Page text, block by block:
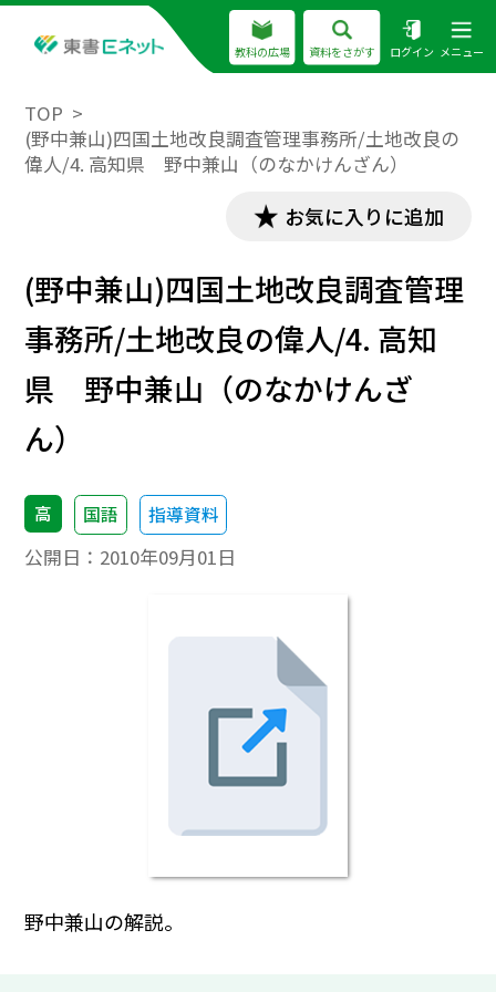
教科の広場 資料をさがす ログイン メニュー
TOP
(野中兼山)四国土地改良調査管理事務所/土地改良の
偉人/4. 高知県 野中兼山（のなかけんざん）
お気に入りに追加
(野中兼山)四国土地改良調査管理
事務所/土地改良の偉人/4. 高知
県 野中兼山（のなかけんざ
ん）
高 国語 指導資料
公開日： 2010年09月01日
野中兼山の解説。